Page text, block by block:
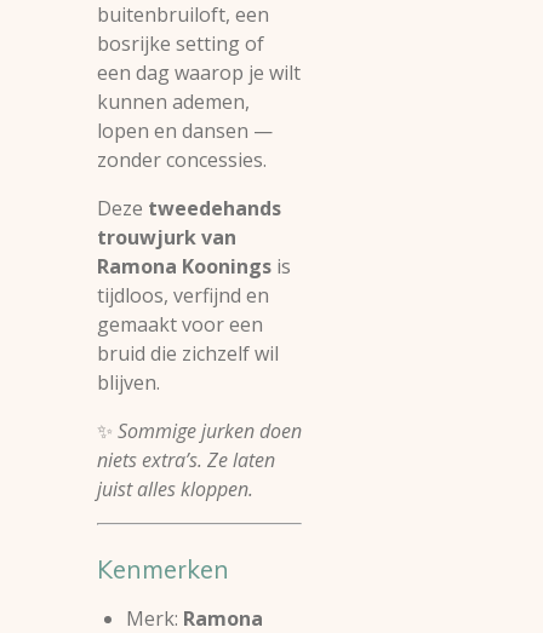
buitenbruiloft, een
bosrijke setting of
een dag waarop je wilt
kunnen ademen,
lopen en dansen —
zonder concessies.
Deze tweedehands
trouwjurk van
Ramona Koonings is
tijdloos, verfijnd en
gemaakt voor een
bruid die zichzelf wil
blijven.
✨ Sommige jurken doen
niets extra’s. Ze laten
juist alles kloppen.
Kenmerken
Merk: Ramona